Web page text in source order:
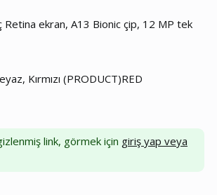
Retina ekran, A13 Bionic çip, 12 MP tek
Kırmızı (PRODUCT)RED
link, görmek için giriş yap veya